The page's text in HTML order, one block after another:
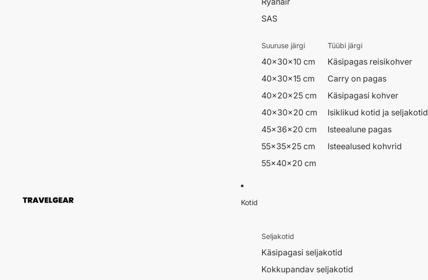
SAS
Suuruse järgi
40x30x10 cm
40x30x15 cm
40x20x25 cm
40x30x20 cm
45x36x20 cm
55x35x25 cm
55x40x20 cm
Tüübi järgi
Käsipagas reisikohver
Carry on pagas
Käsipagasi kohver
Isiklikud kotid ja seljakotid
Isteealune pagas
Isteealused kohvrid
Kotid
Seljakotid
Käsipagasi seljakotid
Kokkupandav seljakotid